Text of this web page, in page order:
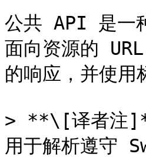
公共 API 是一
面向资源的
的响应，并使
> **\[译者注
用于解析遵守